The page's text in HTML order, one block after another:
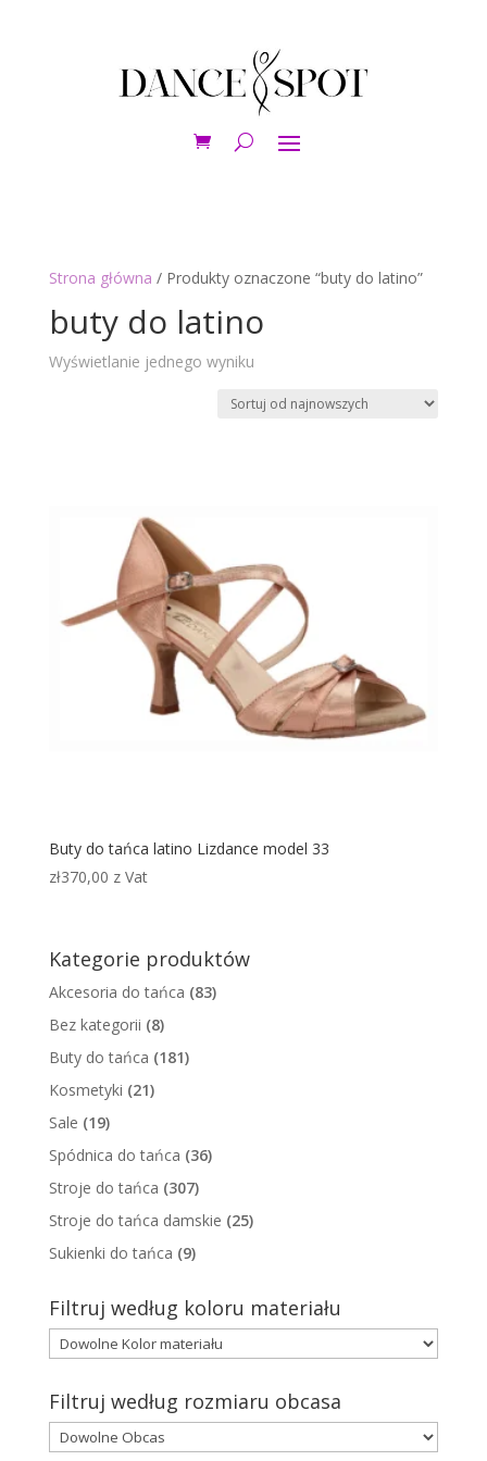
Strona główna / Produkty oznaczone “buty do latino”
buty do latino
Wyświetlanie jednego wyniku
Buty do tańca latino Lizdance model 33
zł370,00 z Vat
Kategorie produktów
Akcesoria do tańca (83)
Bez kategorii (8)
Buty do tańca (181)
Kosmetyki (21)
Sale (19)
Spódnica do tańca (36)
Stroje do tańca (307)
Stroje do tańca damskie (25)
Sukienki do tańca (9)
Filtruj według koloru materiału
Filtruj według rozmiaru obcasa